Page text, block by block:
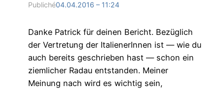
Publiché04.04.2016 – 11:24
Danke Patrick für deinen Bericht. Bezüglich
der Vertretung der ItalienerInnen ist — wie du
auch bereits geschrieben hast — schon ein
ziemlicher Radau entstanden. Meiner
Meinung nach wird es wichtig sein,